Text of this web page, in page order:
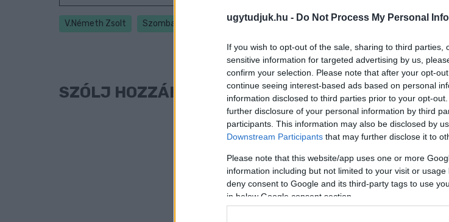
ugytudjuk.hu - Do Not Process My Personal
If you wish to opt-out of the sale, sharing to third parties,
sensitive information for targeted advertising by us,
confirm your selection. Please note that after your opt-
continue seeing interest-based ads based on personal
information disclosed to third parties prior to your opt-
further disclosure of your personal information by third
participants. This information may also be disclosed by
Downstream Participants that may further disclose it to
Please note that this website/app uses one or more
information including but not limited to your visit or
deny consent to Google and its third-party tags to use
in below Google consent section.
V.Németh Zsolt Szombathely Vas Megyeháza
SZÓLJ HOZZÁ!